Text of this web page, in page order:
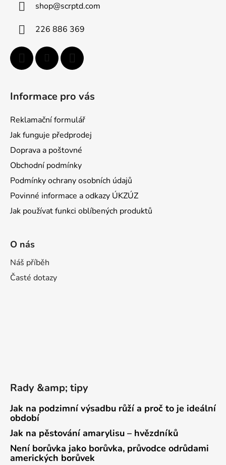
shop@scrptd.com
226 886 369
Informace pro vás
Reklamační formulář
Jak funguje předprodej
Doprava a poštovné
Obchodní podmínky
Podmínky ochrany osobních údajů
Povinné informace a odkazy ÚKZÚZ
Jak používat funkci oblíbených produktů
O nás
Náš příběh
Časté dotazy
Rady &amp; tipy
Jak na podzimní výsadbu růží a proč to je ideální
období
Jak na pěstování amarylisu – hvězdníků
Není borůvka jako borůvka, průvodce odrůdami
amerických borůvek